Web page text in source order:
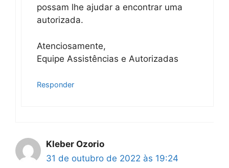
possam lhe ajudar a encontrar uma
autorizada.
Atenciosamente,
Equipe Assistências e Autorizadas
Responder
Kleber Ozorio
31 de outubro de 2022 às 19:24